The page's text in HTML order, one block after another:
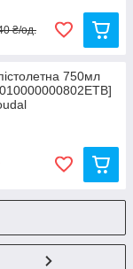
₴/од.
750мл